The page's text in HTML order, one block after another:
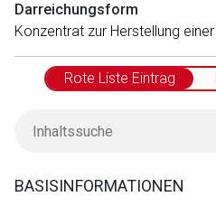
Darreichungsform
Konzentrat zur Herstellung
Rote Liste Eintrag
BASISINFORMATIONEN